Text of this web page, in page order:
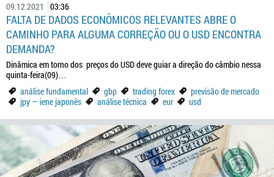
09.12.2021 03:36
FALTA DE DADOS ECONÔMICOS RELEVANTES ABRE O
CAMINHO PARA ALGUMA CORREÇÃO OU O USD ENCONTRA
DEMANDA?
Dinâmica em torno dos preços do USD deve guiar a direção do câmbio nessa
quinta-feira(09)…
análise fundamental
gbp trading forex
previsão de mercado
jpy — iene japonês
análise técnica eur usd